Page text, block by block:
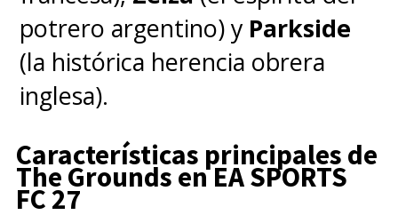
consola híbrida, pero
finalmente se optó por
Nintendo Switch 2 que es un
nombre que
por sí solo
encierra todo lo que la
compañía japonesa quiere
potrero argentino) y Parkside
(la histórica herencia obrera
inglesa).
Características principales de
The Grounds en EA SPORTS
FC 27